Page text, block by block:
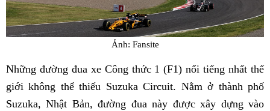
Ảnh: Fansite
Những đường đua xe Công thức 1 (F1) nổi tiếng nhất thế
giới không thể thiếu Suzuka Circuit. Nằm ở thành phố
Suzuka, Nhật Bản, đường đua này được xây dựng vào